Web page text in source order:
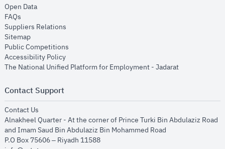
Open Dataopens in new window
FAQs
Suppliers Relations
Sitemapopens in new window
Public Competitions
Accessibility Policyopens in new window
The National Unified Platform for Employment - Jadaratopens in new
Contact Support
Contact Us
Alnakheel Quarter - At the corner of Prince Turki Bin Abdulaziz Road
and Imam Saud Bin Abdulaziz Bin Mohammed Road​
P.O Box 75606 – Riyadh 11588